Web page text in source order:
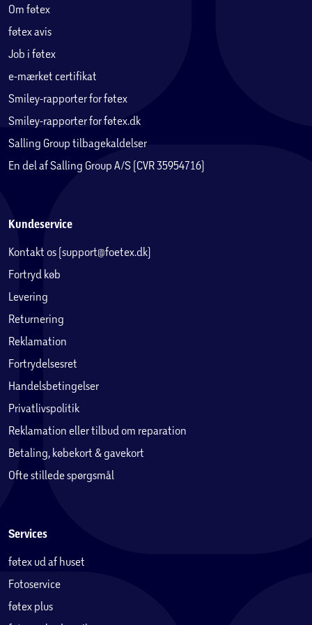
Maksimal belastning tøjstang:
Et rummeligt garderobeskab med fleksibel opbevaring og
et tidløst design, der gør det nemt at holde styr på
garderoben.
Om føtex
føtex avis
Job i føtex
e-mærket certifikat
Smiley-rapporter for føtex
Smiley-rapporter for føtex.dk
Salling Group tilbagekaldelser
En del af Salling Group A/S (CVR 35954716)
Kundeservice
Kontakt os (support@foetex.dk)
Fortryd køb
Levering
Returnering
Reklamation
Fortrydelsesret
Handelsbetingelser
Privatlivspolitik
Reklamation eller tilbud om reparation
Betaling, købekort & gavekort
Ofte stillede spørgsmål
Services
føtex ud af huset
Fotoservice
føtex plus